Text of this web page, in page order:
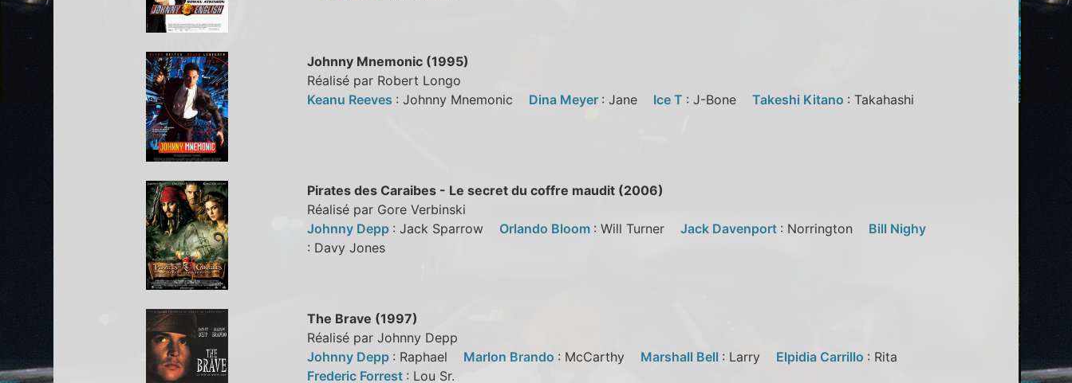
Johnny Mnemonic (1995)
Réalisé par Robert Longo
Keanu Reeves : Johnny Mnemonic Dina Meyer : Jane Ice T : J-Bone Takeshi Kitano : Takahashi
Pirates des Caraibes - Le secret du coffre maudit (2006)
Réalisé par Gore Verbinski
Johnny Depp : Jack Sparrow Orlando Bloom : Will Turner Jack Davenport : Norrington Bill Nighy
: Davy Jones
The Brave (1997)
Réalisé par Johnny Depp
Johnny Depp : Raphael Marlon Brando : McCarthy Marshall Bell : Larry Elpidia Carrillo : Rita
Frederic Forrest : Lou Sr.